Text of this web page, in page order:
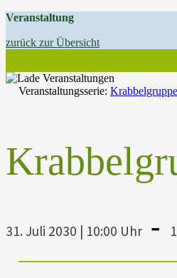
Veranstaltung
zurück zur Übersicht
Veranstaltungsserie:
31. Juli 2030 | 10:00 Uhr -